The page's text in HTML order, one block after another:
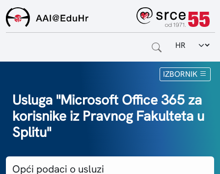
Odabir
IZBORNIK
Za krajnje korisnike
Za davatelje usluga
Usluga "Microsoft Office 365 za
korisnike iz Pravnog Fakulteta u
Splitu"
Opći podaci o usluzi